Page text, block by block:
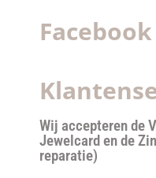
Facebook
Wij accepteren de
Jewelcard en de
reparatie)